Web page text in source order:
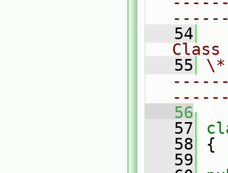
   54
Class
   55
   56
   57
   58
{
   59